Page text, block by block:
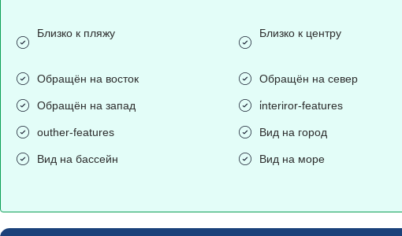
Близко к пляжу Близко к центру
Обращён на восток Обращён на север
Обращён на запад i̇nteriror-features
outher-features Вид на город
Вид на бассейн Вид на море